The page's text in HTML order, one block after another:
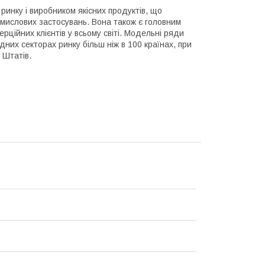
і виробником якісних продуктів, що
застосувань. Вона також є головним
клієнтів у всьому світі. Модельні ряди
секторах ринку більш ніж в 100 країнах, при